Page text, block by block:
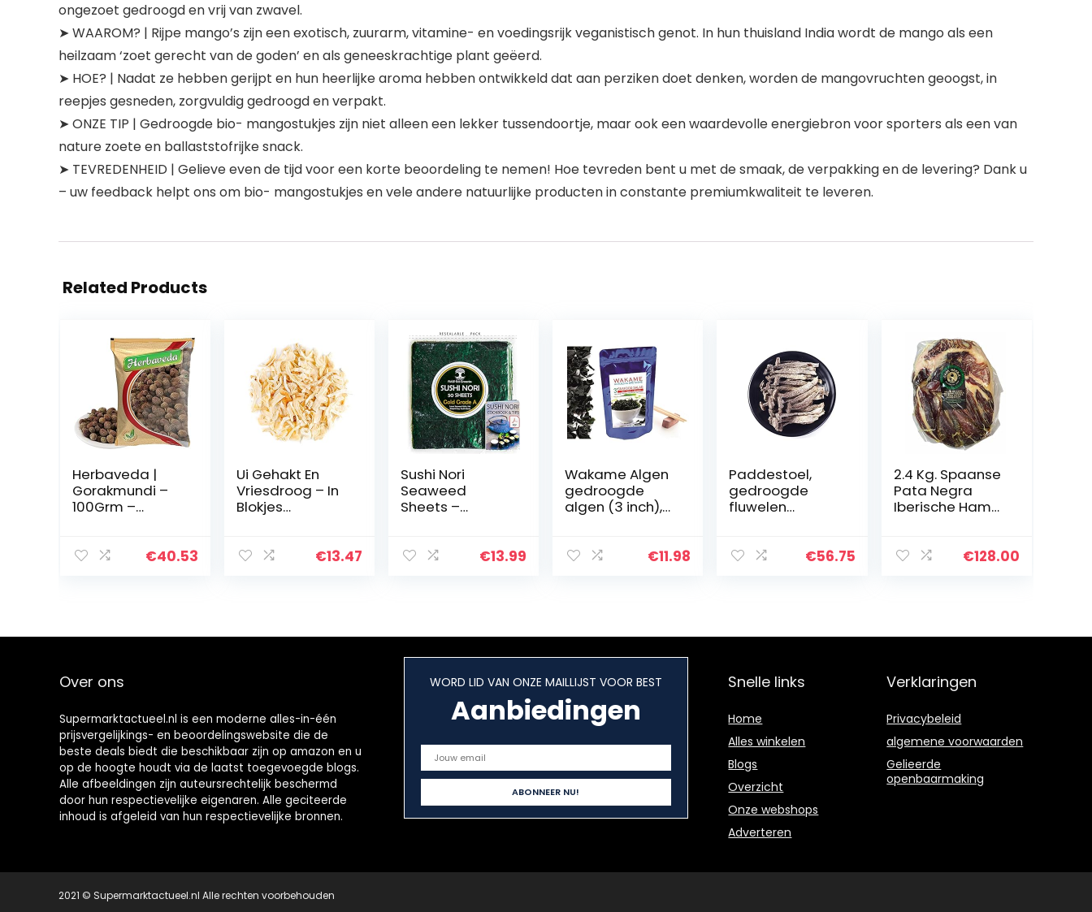
ongezoet gedroogd en vrij van zwavel.
➤ WAAROM? | Rijpe mango’s zijn een exotisch, zuurarm, vitamine- en voedingsrijk veganistisch genot. In hun thuisland India wordt de mango als een
heilzaam ‘zoet gerecht van de goden’ en als geneeskrachtige plant geëerd.
➤ HOE? | Nadat ze hebben gerijpt en hun heerlijke aroma hebben ontwikkeld dat aan perziken doet denken, worden de mangovruchten geoogst, in
reepjes gesneden, zorgvuldig gedroogd en verpakt.
➤ ONZE TIP | Gedroogde bio- mangostukjes zijn niet alleen een lekker tussendoortje, maar ook een waardevolle energiebron voor sporters als een van
nature zoete en ballaststofrijke snack.
➤ TEVREDENHEID | Gelieve even de tijd voor een korte beoordeling te nemen! Hoe tevreden bent u met de smaak, de verpakking en de levering? Dank u
– uw feedback helpt ons om bio- mangostukjes en vele andere natuurlijke producten in constante premiumkwaliteit te leveren.
Related Products
Herbaveda |
Gorakmundi –
100Grm –
Gorakhmundi –
€40.53
Ui Gehakt En
Vriesdroog – In
Blokjes
Fijngehakte €13.47
Sushi Nori
Seaweed
Sheets –
Grade (Gold),
€13.99
Wakame Algen
gedroogde
algen (3 inch),
premium
€11.98
Paddestoel,
gedroogde
fluwelen
€56.75
2.4 Kg. Spaanse
Pata Negra
Iberische Ham
(schouder) –
€128.00
Over ons
Supermarktactueel.nl is een moderne alles-in-één
prijsvergelijkings- en beoordelingswebsite die de
beste deals biedt die beschikbaar zijn op amazon en u
op de hoogte houdt via de laatst toegevoegde blogs.
Alle afbeeldingen zijn auteursrechtelijk beschermd
door hun respectievelijke eigenaren. Alle geciteerde
inhoud is afgeleid van hun respectievelijke bronnen.
WORD LID VAN ONZE MAILLIJST VOOR BEST
Aanbiedingen
Snelle links
Home
Alles winkelen
Blogs
Overzicht
Onze webshops
Adverteren
Verklaringen
Privacybeleid
algemene voorwaarden
Gelieerde
openbaarmaking
2021 © Supermarktactueel.nl Alle rechten voorbehouden